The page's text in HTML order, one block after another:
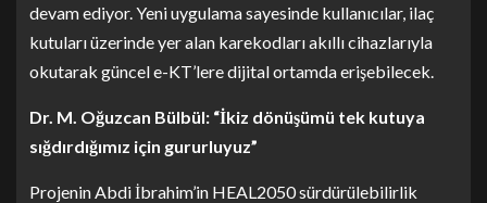
devam ediyor. Yeni uygulama sayesinde kullanıcılar, ilaç
kutuları üzerinde yer alan karekodları akıllı cihazlarıyla
okutarak güncel e-KT’lere dijital ortamda erişebilecek.
Dr. M. Oğuzcan Bülbül: “İkiz dönüşümü tek kutuya
sığdırdığımız için gururluyuz”
Projenin Abdi İbrahim’in HEAL2050 sürdürülebilirlik